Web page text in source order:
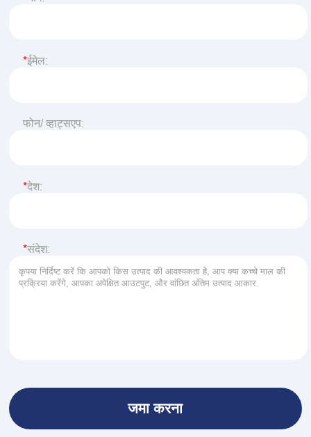
ईमेल:
फोन/ व्हाट्सएप:
देश:
संदेश: